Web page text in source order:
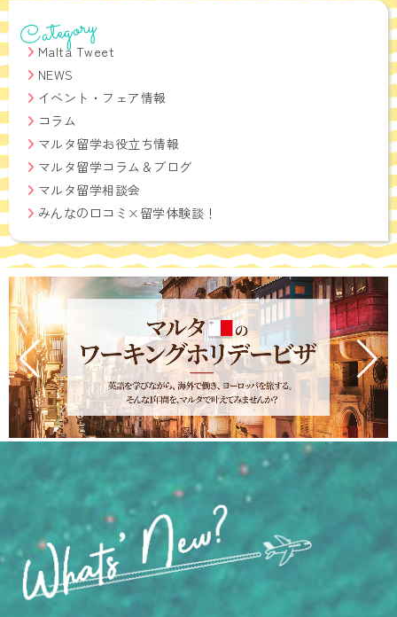
Category
Malta Tweet
NEWS
イベント・フェア情報
コラム
マルタ留学お役立ち情報
マルタ留学コラム＆ブログ
マルタ留学相談会
みんなの口コミ×留学体験談！